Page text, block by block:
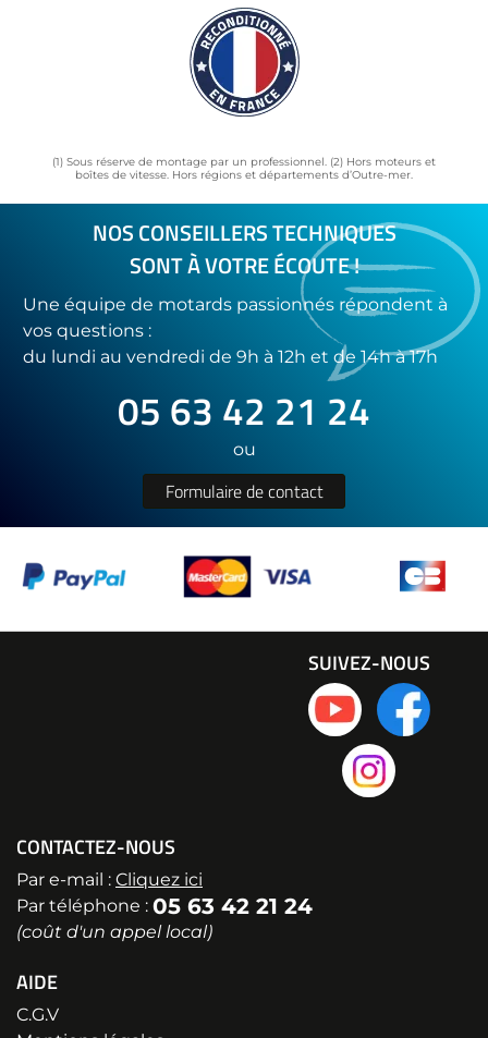
(1) Sous réserve de montage par un professionnel. (2) Hors moteurs et
boîtes de vitesse. Hors régions et départements d’Outre-mer.
NOS CONSEILLERS TECHNIQUES
SONT À VOTRE ÉCOUTE !
Une équipe de motards passionnés répondent à
vos questions :
du lundi au vendredi de 9h à 12h et de 14h à 17h
05 63 42 21 24
ou
Formulaire de contact
CONTACTEZ-NOUS
Par e-mail : Cliquez ici
Par téléphone : 05 63 42 21 24
(coût d'un appel local)
AIDE
C.G.V
SUIVEZ-NOUS